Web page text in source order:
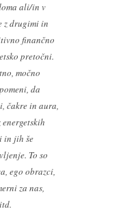
ali/in v
z drugimi in
finančno
pretočni.
močno
da
čakre in aura,
in jih še
To so
ego obrazci,
za nas,